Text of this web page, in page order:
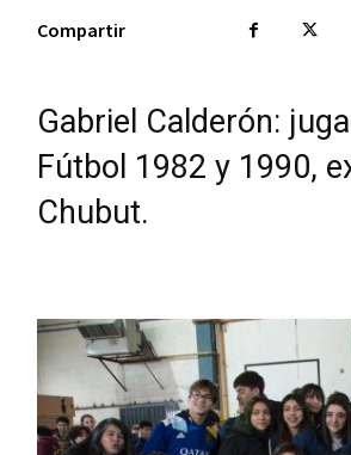
Compartir
Gabriel Calderón:
Fútbol 1982 y 1990,
Chubut.